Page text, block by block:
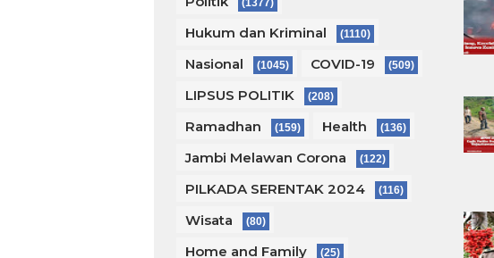
(1377)
Hukum dan Kriminal (1110)
Nasional (1045) COVID-19 (509)
LIPSUS POLITIK (208)
Ramadhan (159) Health (136)
Jambi Melawan Corona (122)
PILKADA SERENTAK 2024 (116)
Wisata (80)
Home and Family (25)